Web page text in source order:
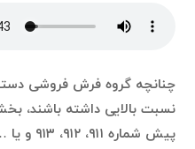
چنانچه گروه فرش فروشی
نسبت بالایی داشته باشند،
پیش